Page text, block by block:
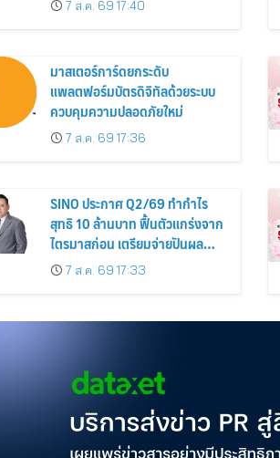
ส่วนลดและสิทธิพิเศษถึง 31
7 ส.ค. 69 17:40
มาสเตอร์การ์ดยกระดับ
แพลตฟอร์มบัตรดิจิทัลด้วยระบบ
ควบคุมความปลอดภัยใหม่
7 ส.ค. 69 17:36
SINO ประกาศ Q2/69 ทำกำไร
สุทธิ 10 ล้านบาท ฟื้นตัวแกร่งจาก
ไตรมาสก่อน เตรียมจ่ายปันผล
ระหว่างกาล 0.014423 บาทต่อหุ้น
ครึ่งปีหลังมุ่งเติบโตต่อเนื่อง
7 ส.ค. 69 17:33